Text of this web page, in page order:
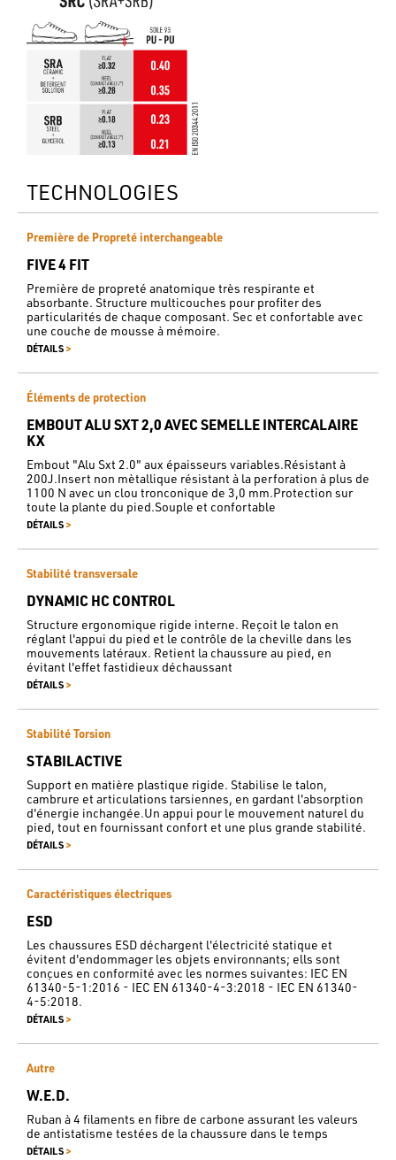
TECHNOLOGIES
Première de Propreté interchangeable
FIVE 4 FIT
Première de propreté anatomique très respirante et
absorbante. Structure multicouches pour profiter des
particularités de chaque composant. Sec et confortable avec
une couche de mousse à mémoire.
DÉTAILS >
Éléments de protection
EMBOUT ALU SXT 2,0 AVEC SEMELLE INTERCALAIRE
KX
Embout "Alu Sxt 2.0" aux épaisseurs variables.Résistant à
200J.Insert non mètallique résistant à la perforation à plus de
1100 N avec un clou tronconique de 3,0 mm.Protection sur
toute la plante du pied.Souple et confortable
DÉTAILS >
Stabilité transversale
DYNAMIC HC CONTROL
Structure ergonomique rigide interne. Reçoit le talon en
réglant l'appui du pied et le contrôle de la cheville dans les
mouvements latéraux. Retient la chaussure au pied, en
évitant l'effet fastidieux déchaussant
DÉTAILS >
Stabilité Torsion
STABILACTIVE
Support en matière plastique rigide. Stabilise le talon,
cambrure et articulations tarsiennes, en gardant l'absorption
d'énergie inchangée.Un appui pour le mouvement naturel du
pied, tout en fournissant confort et une plus grande stabilité.
DÉTAILS >
Caractéristiques électriques
ESD
Les chaussures ESD déchargent l'électricité statique et
évitent d'endommager les objets environnants; ells sont
conçues en conformité avec les normes suivantes: IEC EN
61340-5-1:2016 - IEC EN 61340-4-3:2018 - IEC EN 61340-
4-5:2018.
DÉTAILS >
Autre
W.E.D.
Ruban à 4 filaments en fibre de carbone assurant les valeurs
de antistatisme testées de la chaussure dans le temps
DÉTAILS >